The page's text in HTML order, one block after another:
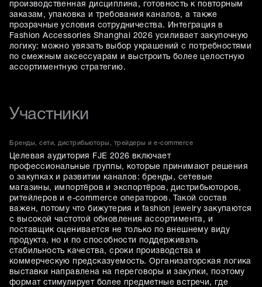
производственная дисциплина, готовность к повторным
заказам, упаковка и требования каналов, а также
прозрачные условия сотрудничества. Интеграция в
Fashion Accessories Shanghai 2026 усиливает закупочную
логику: можно увязать выбор украшений с потребностями
по смежным аксессуарам и выстроить более целостную
ассортиментную стратегию.
Участники
Бренды, сети, дистрибьюторы, трейдеры и e-commerce
Целевая аудитория FJE 2026 включает
профессиональные группы, которые принимают решения
о закупках и развитии каналов: бренды, сетевые
магазины, импортёров и экспортёров, дистрибьюторов,
ритейлеров и e-commerce операторов. Такой состав
важен, потому что бижутерия и fashion jewelry закупаются
с высокой частотой обновления ассортимента, и
поставщик оценивается не только по внешнему виду
продукта, но и по способности поддерживать
стабильность качества, сроки производства и
коммерческую предсказуемость. Организаторская логика
выставки направлена на переговоры и закупки, поэтому
формат стимулирует более предметные встречи, где